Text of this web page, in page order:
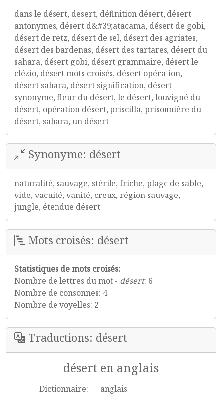
dans le désert, desert, définition désert, désert
antonymes, désert d&#39;atacama, désert de gobi,
désert de retz, désert de sel, désert des agriates,
désert des bardenas, désert des tartares, désert du
sahara, désert gobi, désert grammaire, désert le
clézio, désert mots croisés, désert opération,
désert sahara, désert signification, désert
synonyme, fleur du désert, le désert, louvigné du
désert, opération désert, priscilla, prisonnière du
désert, sahara, un désert
Synonyme: désert
naturalité, sauvage, stérile, friche, plage de sable,
vide, vacuité, vanité, creux, région sauvage,
jungle, étendue désert
Mots croisés: désert
Statistiques de mots croisés:
Nombre de lettres du mot - désert: 6
Nombre de consonnes: 4
Nombre de voyelles: 2
Traductions: désert
désert en anglais
Dictionnaire:
anglais